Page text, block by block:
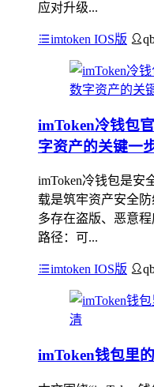
应对升级...
imtoken IOS版
imToken冷钱包
字资产的关键一
imToken冷钱包是安
载是筑牢资产安全
多存在盗版、恶意
路径：可...
imtoken IOS版
imToken钱包里